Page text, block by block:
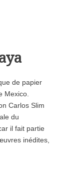
de papier
Mexico.
Carlos Slim
du
il fait partie
inédites,